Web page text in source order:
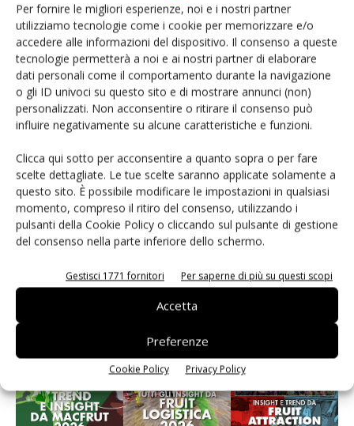
Per fornire le migliori esperienze, noi e i nostri partner
utilizziamo tecnologie come i cookie per memorizzare e/o
accedere alle informazioni del dispositivo. Il consenso a queste
tecnologie permetterà a noi e ai nostri partner di elaborare
dati personali come il comportamento durante la navigazione
o gli ID univoci su questo sito e di mostrare annunci (non)
personalizzati. Non acconsentire o ritirare il consenso può
influire negativamente su alcune caratteristiche e funzioni.
Clicca qui sotto per acconsentire a quanto sopra o per fare
scelte dettagliate. Le tue scelte saranno applicate solamente a
questo sito. È possibile modificare le impostazioni in qualsiasi
momento, compreso il ritiro del consenso, utilizzando i
pulsanti della Cookie Policy o cliccando sul pulsante di gestione
del consenso nella parte inferiore dello schermo.
Gestisci 1771 fornitori Per saperne di più su questi scopi
Accetta
Preferenze
Cookie Policy Privacy Policy
L’ortofrutta di Extra Supermercati tra localismo e
Ai #Repartofresh
Andamento prezzi ortofrutta in Italia al 27 luglio
2026
Leonardo Odorizzi: “Dobbiamo creare stupore nel
punto di vendita” #vocidellortofrutta